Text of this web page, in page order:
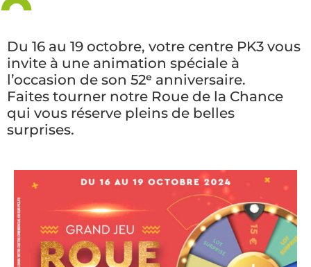
Du 16 au 19 octobre, votre centre PK3 vous
invite à une animation spéciale à
l’occasion de son 52ᵉ anniversaire.
Faites tourner notre Roue de la Chance
qui vous réserve pleins de belles
surprises.